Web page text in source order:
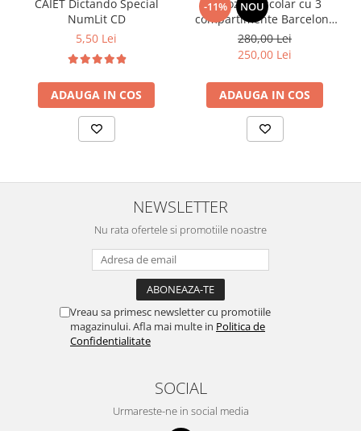
CAIET Dictando Special
NumLit CD
5,50 Lei
ADAUGA IN COS
-11% NOU
Ghiozdan școlar cu 3
compartimente Barcelona
AB340 Astrabag
albastru/rosu
280,00 Lei
250,00 Lei
ADAUGA IN COS
NEWSLETTER
Nu rata ofertele si promotiile noastre
Vreau sa primesc newsletter cu promotiile
magazinului. Afla mai multe in Politica de
Confidentialitate
SOCIAL
Urmareste-ne in social media